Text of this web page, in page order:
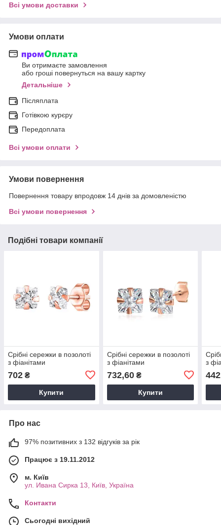
Всі умови доставки
Умови оплати
Ви отримаєте замовлення
або гроші повернуться на вашу картку
Детальніше
Післяплата
Готівкою курєру
Передоплата
Всі умови оплати
Умови повернення
Повернення товару впродовж 14 днів за домовленістю
Всі умови повернення
Подібні товари компанії
Срібні сережки в позолоті
з фіанітами
702 ₴
Купити
Срібні сережки в позолоті
з фіанітами
732,60₴
Купити
з
Про нас
97% позитивних з 132 відгуків за рік
Працює з 19.11.2012
м. Київ
ул. Ивана Сирка 13, Київ, Україна
Контакти
Сьогодні вихідний